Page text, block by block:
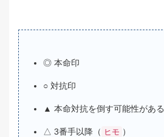
◎ 本命印
○ 対抗印
▲ 本命対抗を倒す可能性がある
△ 3番手以降（ ヒモ ）